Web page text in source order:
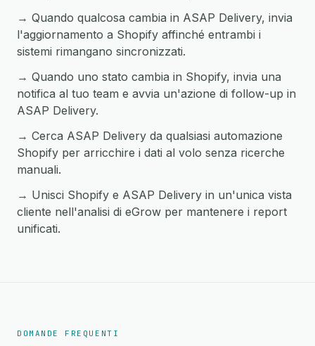
→ Quando qualcosa cambia in ASAP Delivery, invia
l'aggiornamento a Shopify affinché entrambi i
sistemi rimangano sincronizzati.
→ Quando uno stato cambia in Shopify, invia una
notifica al tuo team e avvia un'azione di follow-up in
ASAP Delivery.
→ Cerca ASAP Delivery da qualsiasi automazione
Shopify per arricchire i dati al volo senza ricerche
manuali.
→ Unisci Shopify e ASAP Delivery in un'unica vista
cliente nell'analisi di eGrow per mantenere i report
unificati.
DOMANDE FREQUENTI